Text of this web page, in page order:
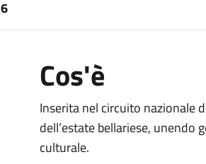
Cos'è
Inserita nel circuito nazionale
dell’estate bellariese, unendo
culturale.